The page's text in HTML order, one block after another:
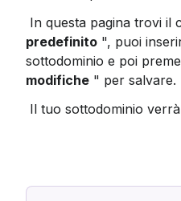
In questa pagina trovi il
predefinito ", puoi
sottodominio e poi
modifiche " per salvare.
Il tuo sottodominio